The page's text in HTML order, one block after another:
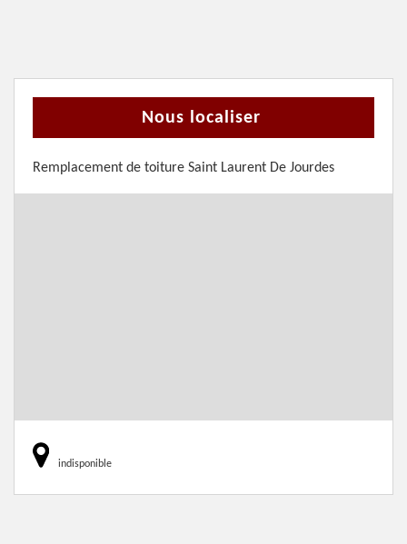
Nous localiser
Remplacement de toiture Saint Laurent De Jourdes
indisponible